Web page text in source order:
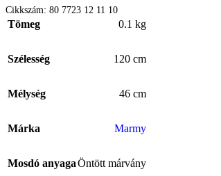
Cikkszám: 80 7723 12 11 10
Tömeg 0.1 kg
Szélesség 120 cm
Mélység 46 cm
Márka Marmy
Mosdó anyagaÖntött márvány